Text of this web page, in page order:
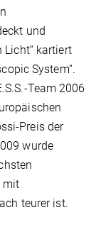
und
Licht“ kartiert
System“.
Team 2006
Preis der
wurde
mit
teurer ist.